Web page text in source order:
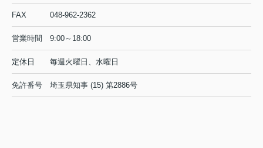
FAX 048-962-2362
営業時間 9:00～18:00
定休日 毎週火曜日、水曜日
免許番号 埼玉県知事 (15) 第2886号